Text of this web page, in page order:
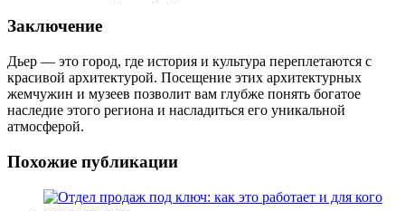
Заключение
Дьер — это город, где история и культура переплетаются с
красивой архитектурой. Посещение этих архитектурных
жемчужин и музеев позволит вам глубже понять богатое
наследие этого региона и насладиться его уникальной
атмосферой.
Похожие публикации